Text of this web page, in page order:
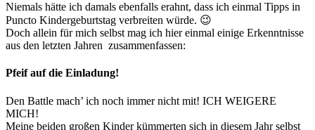
Niemals hätte ich damals ebenfalls erahnt, dass ich einmal Tipps in
Puncto Kindergeburtstag verbreiten würde. 😉
Doch allein für mich selbst mag ich hier einmal einige Erkenntnisse
aus den letzten Jahren zusammenfassen:
Pfeif auf die Einladung!
Den Battle mach’ ich noch immer nicht mit! ICH WEIGERE
MICH!
Meine beiden großen Kinder kümmerten sich in diesem Jahr selbst